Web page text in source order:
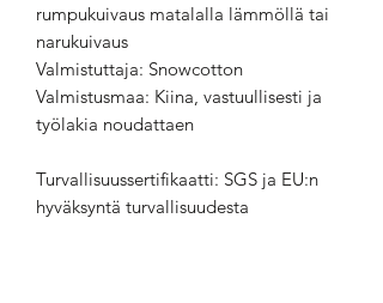
rumpukuivaus matalalla lämmöllä tai
narukuivaus
Valmistuttaja: Snowcotton
Valmistusmaa: Kiina, vastuullisesti ja
työlakia noudattaen
Turvallisuussertifikaatti: SGS ja EU:n
hyväksyntä turvallisuudesta